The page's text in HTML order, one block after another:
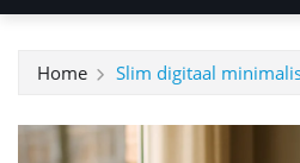
Home Slim digitaal